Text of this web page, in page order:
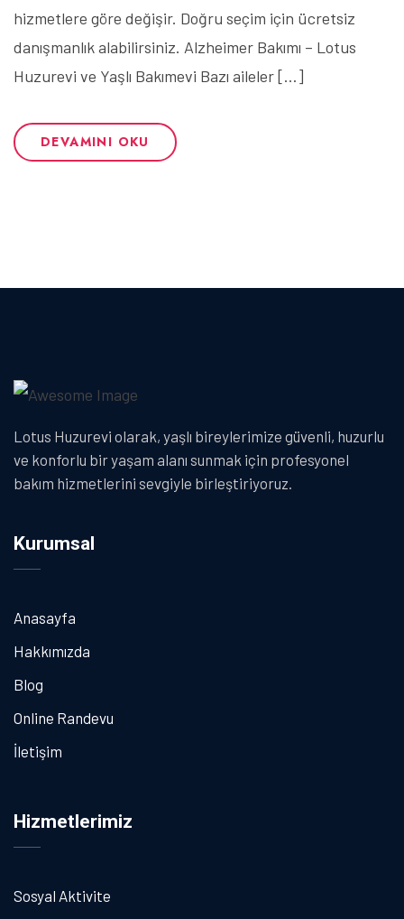
hizmetlere göre değişir. Doğru seçim için ücretsiz
danışmanlık alabilirsiniz. Alzheimer Bakımı – Lotus
Huzurevi ve Yaşlı Bakımevi Bazı aileler […]
DEVAMINI OKU
Lotus Huzurevi olarak, yaşlı bireylerimize güvenli, huzurlu
ve konforlu bir yaşam alanı sunmak için profesyonel
bakım hizmetlerini sevgiyle birleştiriyoruz.
Kurumsal
Anasayfa
Hakkımızda
Blog
Online Randevu
İletişim
Hizmetlerimiz
Sosyal Aktivite